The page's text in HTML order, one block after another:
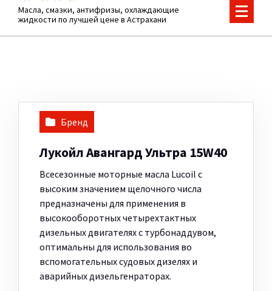
Масла, смазки, антифризы, охлаждающие
жидкости по лучшей цене в Астрахани
Бренд
Лукойл Авангард Ультра 15W40
Всесезонные моторные масла Lucoil с
высоким значением щелочного числа
предназначены для применения в
высокооборотных четырехтактных
дизельных двигателях с турбонаддувом,
оптимальны для использования во
вспомогательных судовых дизелях и
аварийных дизельгенраторах.